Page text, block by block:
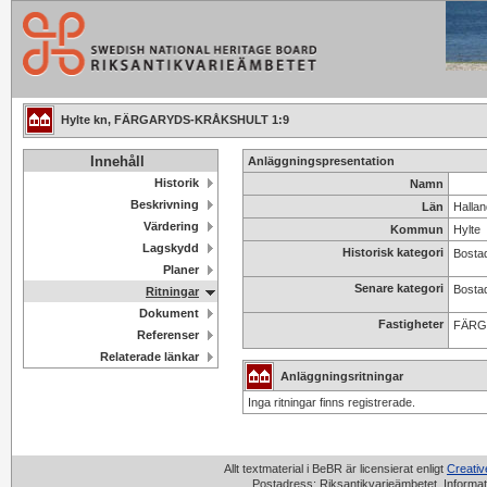
Hylte kn, FÄRGARYDS-KRÅKSHULT 1:9
Innehåll
Historik
Beskrivning
Värdering
Lagskydd
Planer
Ritningar
Dokument
Referenser
Relaterade länkar
Anläggningspresentation
Namn
Län
Kommun
Hylte
Historisk kategori
Senare kategori
Fastigheter
Anläggningsritningar
Inga ritningar finns registrerade.
Allt textmaterial i BeBR är licensierat enligt
Postadress: Riksantikvarieämbetet,